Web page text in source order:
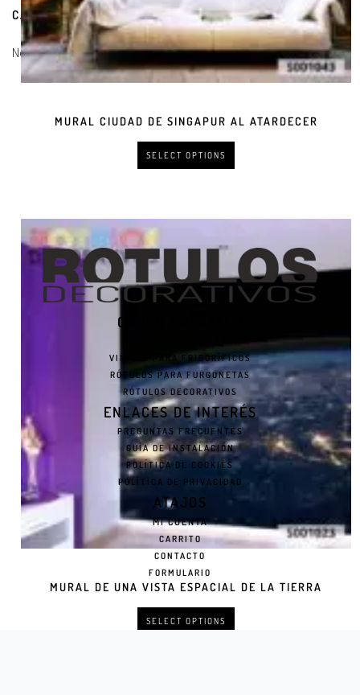
MURAL CIUDAD DE SINGAPUR AL ATARDECER
SELECT OPTIONS
MURAL DE UNA VISTA ESPACIAL DE LA TIERRA
SELECT OPTIONS
CARRITO DE COMPRAS
No hay productos en el carrito.
GRUPO CREATELO
VINILOS PARA FRIGORÍFICOS
RÓTULOS PARA FURGONETAS
RÓTULOS DECORATIVOS
ENLACES DE INTERÉS
PREGUNTAS FRECUENTES
GUÍA DE INSTALACIÓN
POLÍTICA DE COOKIES
POLÍTICA DE PRIVACIDAD
ATAJOS
MI CUENTA
CARRITO
CONTACTO
FORMULARIO